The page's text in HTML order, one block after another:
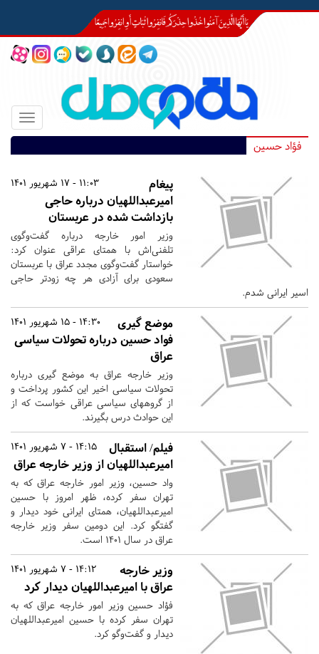
Toggle
فؤاد حسین
11:03 - 17 شهریور 1401
پیغام
امیرعبداللهیان درباره حاجی
بازداشت شده در عربستان
وزیر امور خارجه درباره گفت‌وگوی
تلفنی‌اش با همتای عراقی عنوان کرد:
خواستار گفت‌وگوی مجدد عراق با عربستان
سعودی برای آزادی هر چه زودتر حاجی
اسیر ایرانی شدم.
14:30 - 15 شهریور 1401
موضع گیری
فواد حسین درباره تحولات سیاسی
عراق
وزیر خارجه عراق به موضع گیری درباره
تحولات سیاسی اخیر این کشور پرداخت و
از گروههای سیاسی عراقی خواست که از
این حوادث درس بگیرند.
14:15 - 7 شهریور 1401
فیلم/ استقبال
امیرعبداللهیان از وزیر خارجه عراق
واد حسین، وزیر امور خارجه عراق که به
تهران سفر کرده، ظهر امروز با حسین
امیرعبداللهیان، همتای ایرانی خود دیدار و
گفتگو کرد. این دومین سفر وزیر خارجه
عراق در سال ۱۴۰۱ است.
14:12 - 7 شهریور 1401
وزیر خارجه
عراق با امیرعبداللهیان دیدار کرد
فؤاد حسین وزیر امور خارجه عراق که به
تهران سفر کرده با حسین امیرعبداللهیان
دیدار و گفت‌وگو کرد.